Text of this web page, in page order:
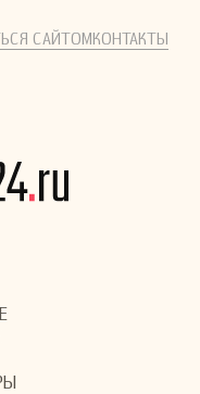
САЙТОМКОНТАКТЫ